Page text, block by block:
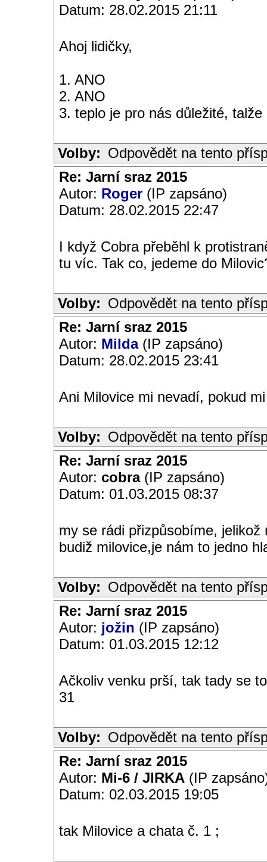
Datum: 28.02.2015 21:11
Ahoj lidičky,
1. ANO
2. ANO
3. teplo je pro nás důležité,
Volby: Odpovědět na tento
Re: Jarní sraz 2015
Autor: Roger (IP zapsáno)
Datum: 28.02.2015 22:47
I když Cobra přeběhl k
tu víc. Tak co, jedeme do
Volby: Odpovědět na tento
Re: Jarní sraz 2015
Autor: Milda(IP zapsáno)
Datum: 28.02.2015 23:41
Ani Milovice mi nevadí, pokud
Volby: Odpovědět na tento
Re: Jarní sraz 2015
Autor: cobra(IP zapsáno)
Datum: 01.03.2015 08:37
my se rádi přizpůsobíme,
budiž milovice,je nám to jedno
Volby: Odpovědět na tento
Re: Jarní sraz 2015
Autor: jožin (IP zapsáno)
Datum: 01.03.2015 12:12
Ačkoliv venku prší, tak tady se
31
Volby: Odpovědět na tento
Re: Jarní sraz 2015
Autor: Mi-6 / JIRKA (IP
Datum: 02.03.2015 19:05
tak Milovice a chata č. 1 ;